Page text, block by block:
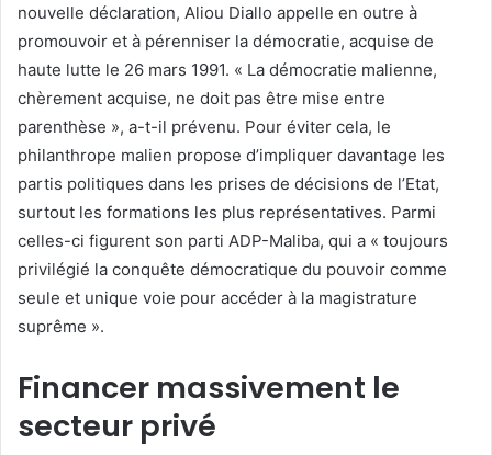
nouvelle déclaration, Aliou Diallo appelle en outre à
promouvoir et à pérenniser la démocratie, acquise de
haute lutte le 26 mars 1991. « La démocratie malienne,
chèrement acquise, ne doit pas être mise entre
parenthèse », a-t-il prévenu. Pour éviter cela, le
philanthrope malien propose d’impliquer davantage les
partis politiques dans les prises de décisions de l’Etat,
surtout les formations les plus représentatives. Parmi
celles-ci figurent son parti ADP-Maliba, qui a « toujours
privilégié la conquête démocratique du pouvoir comme
seule et unique voie pour accéder à la magistrature
suprême ».
Financer massivement le
secteur privé